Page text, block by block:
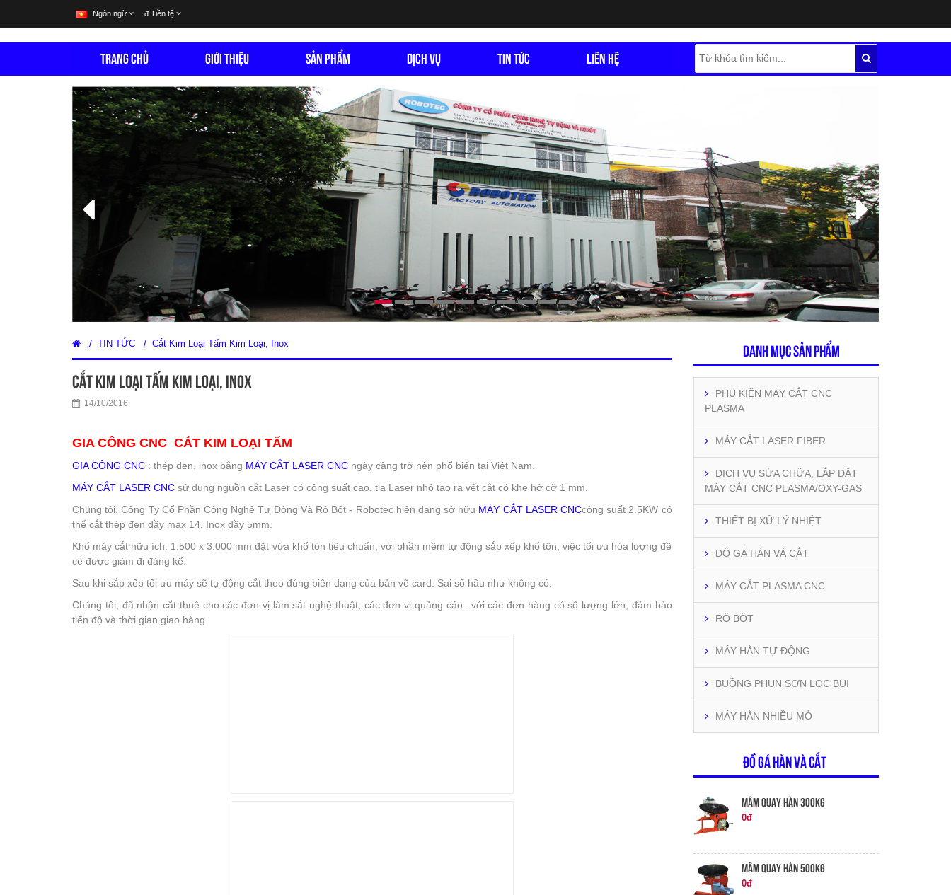
Ngôn ngữ đ Tiền tệ
TRANG CHỦ GIỚI THIỆU SẢN PHẨM DỊCH VỤ TIN TỨC LIÊN HỆ
/ TIN TỨC / Cắt Kim Loại Tấm Kim Loại, Inox
Cắt Kim Loại Tấm Kim Loại, Inox
14/10/2016
GIA CÔNG CNC CẮT KIM LOẠI TẤM
GIA CÔNG CNC : thép đen, inox bằng MÁY CẮT LASER CNC ngày càng trở nên phổ biến tại Việt Nam.
MÁY CẮT LASER CNC sử dụng nguồn cắt Laser có công suất cao, tia Laser nhỏ tạo ra vết cắt có khe hở cỡ 1 mm.
Chúng tôi, Công Ty Cổ Phần Công Nghệ Tự Động Và Rô Bốt - Robotec hiện đang sở hữu MÁY CẮT LASER CNCcông suất 2.5KW có
thể cắt thép đen dầy max 14, Inox dầy 5mm.
Khổ máy cắt hữu ích: 1.500 x 3.000 mm đặt vừa khổ tôn tiêu chuẩn, với phần mềm tự động sắp xếp khổ tôn, việc tối ưu hóa lượng đề
cê được giảm đi đáng kể.
Sau khi sắp xếp tối ưu máy sẽ tự động cắt theo đúng biên dạng của bản vẽ card. Sai số hầu như không có.
Chúng tôi, đã nhận cắt thuê cho các đơn vị làm sắt nghệ thuật, các đơn vị quảng cáo...với các đơn hàng có số lượng lớn, đảm bảo
tiến độ và thời gian giao hàng
Danh mục sản phẩm
PHỤ KIỆN MÁY CẮT CNC
PLASMA
MÁY CẮT LASER FIBER
DỊCH VỤ SỬA CHỮA, LẮP ĐẶT
MÁY CẮT CNC PLASMA/OXY-GAS
THIẾT BỊ XỬ LÝ NHIỆT
ĐỒ GÁ HÀN VÀ CẮT
MÁY CẮT PLASMA CNC
RÔ BỐT
MÁY HÀN TỰ ĐỘNG
BUỒNG PHUN SƠN LỌC BỤI
MÁY HÀN NHIỀU MỎ
ĐỒ GÁ HÀN VÀ CẮT
MÂM QUAY HÀN 300KG
0đ
MÂM QUAY HÀN 500KG
0đ